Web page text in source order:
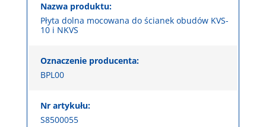
Nazwa produktu:
Płyta dolna mocowana do ścianek obudów KVS-
10 i NKVS
Oznaczenie producenta:
BPL00
Nr artykułu:
S8500055